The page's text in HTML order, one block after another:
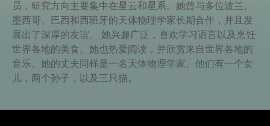
员，研究方向主要集中在星云和星系。她曾与多位波兰、
墨西哥、巴西和西班牙的天体物理学家长期合作，并且发
展出了深厚的友谊。 她兴趣广泛，喜欢学习语言以及烹饪
世界各地的美食。她也热爱阅读，并欣赏来自世界各地的
音乐。她的丈夫同样是一名天体物理学家。他们有一个女
儿，两个孙子，以及三只猫。